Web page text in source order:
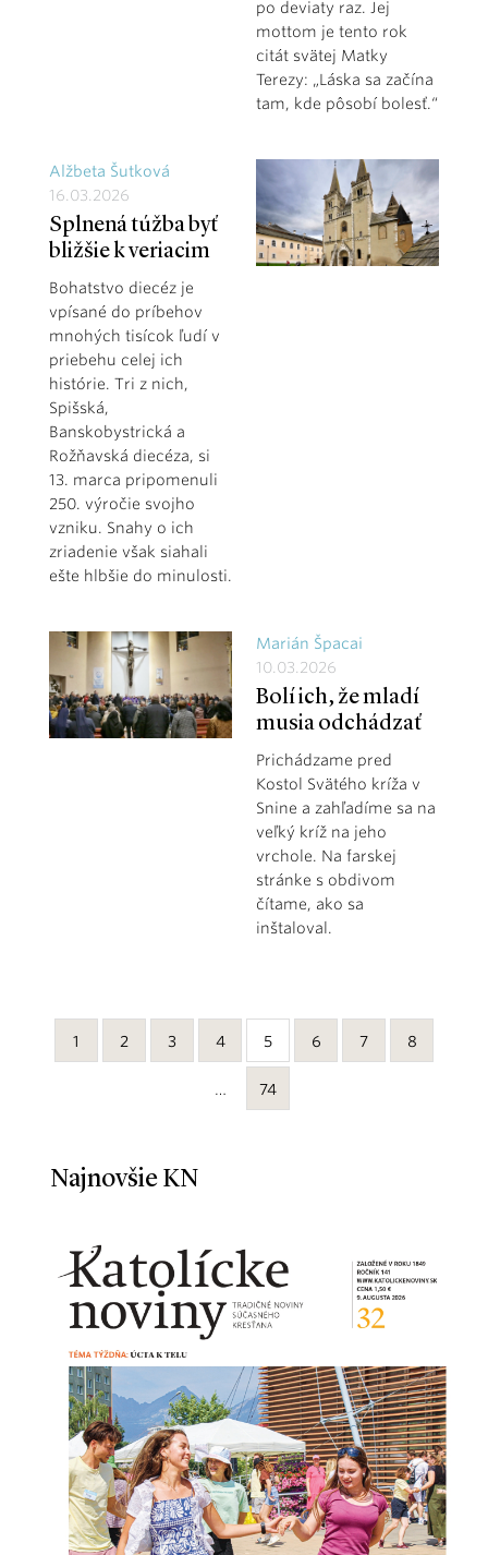
po deviaty raz. Jej
mottom je tento rok
citát svätej Matky
Terezy: „Láska sa začína
tam, kde pôsobí bolesť.“
Alžbeta Šutková
16.03.2026
Splnená túžba byť
bližšie k veriacim
Bohatstvo diecéz je
vpísané do príbehov
mnohých tisícok ľudí v
priebehu celej ich
histórie. Tri z nich,
Spišská,
Banskobystrická a
Rožňavská diecéza, si
13. marca pripomenuli
250. výročie svojho
vzniku. Snahy o ich
zriadenie však siahali
ešte hlbšie do minulosti.
Marián Špacai
10.03.2026
Bolí ich, že mladí
musia odchádzať
Prichádzame pred
Kostol Svätého kríža v
Snine a zahľadíme sa na
veľký kríž na jeho
vrchole. Na farskej
stránke s obdivom
čítame, ako sa
inštaloval.
1 2 3 4 5 6 7 8
… 74
Najnovšie KN